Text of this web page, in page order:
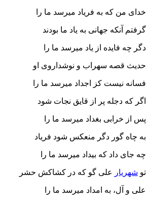
خدای من که به فریاد میرسد ما را
گرفتم آنکه جهانی به یاد ما بودند
دگر چه فایده از یاد میرسد ما را
حدیث قصه سهراب و نوشداروی او
فسانه نیست کز اجداد میرسد ما را
اگر که دجله پر از قایق نجات شود
پس از خرابی بغداد میرسد ما را
به چاه گور دگر منعکس شود فریاد
چه جای داد که بیداد میرسد ما را
تو شهریار علی گو که در کشاکش حشر
علی و آل، به امداد میرسد ما را